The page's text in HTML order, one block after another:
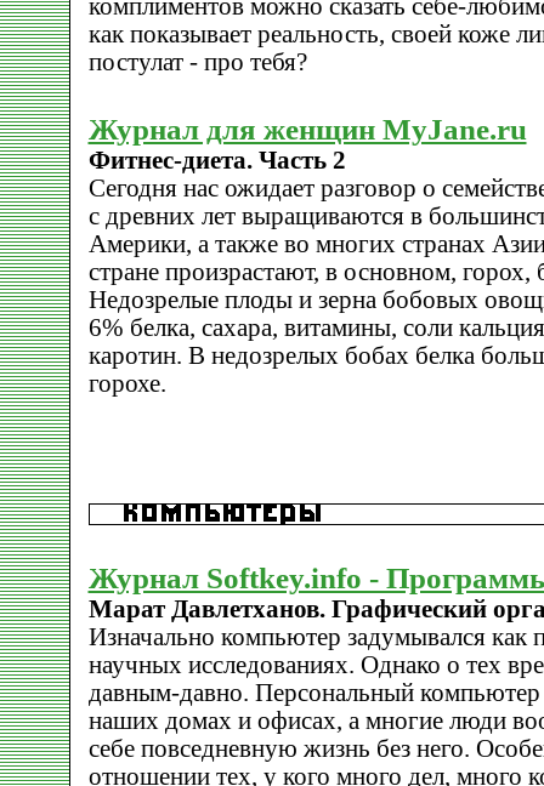
комплиментов можно сказать себе-
как показывает реальность, своей коже
постулат - про тебя?
Журнал для женщин MyJane.ru
Фитнес-диета. Часть 2
Сегодня нас ожидает разговор о
с древних лет выращиваются в
Америки, а также во многих странах
стране произрастают, в основном,
Недозрелые плоды и зерна бобовых
6% белка, сахара, витамины, соли
каротин. В недозрелых бобах белка
горохе.
Журнал Softkey.info -
Марат Давлетханов. Графический
Изначально компьютер задумывался
научных исследованиях. Однако о тех
давным-давно. Персональный компьютер
наших домах и офисах, а многие люди
себе повседневную жизнь без него.
отношении тех, у кого много дел, много